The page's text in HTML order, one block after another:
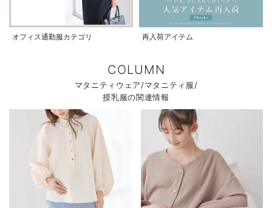
オフィス通勤服カテゴリ 再入荷アイテム
COLUMN
マタニティウェア/マタニティ服/
授乳服の関連情報